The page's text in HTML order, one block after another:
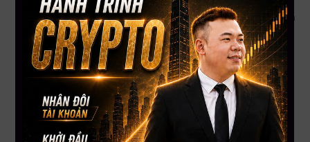
cho rằng vẫn thiếu sự hoảng loạn cần thiết để xác lập đáy bền
vững. Mức $75,000 được nhắc đến như một vùng điều chỉnh
hợp lý trước khi phục hồi.
5. Bitcoin giằng co giữa kỳ vọng $150K và nguy cơ rơi
về $70K
Ngay trước phiên đóng tuần, thị trường Bitcoin phân hóa rõ
rệt: một bên kỳ vọng giá sẽ bật tăng lên $100K–$150K, bên
còn lại lo ngại cú giảm sâu về vùng $70K–$72K. Áp lực bán